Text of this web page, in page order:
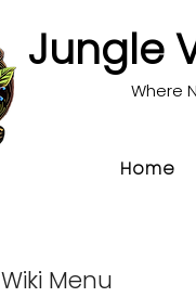
Jungle
Where
Home
Wiki Menu